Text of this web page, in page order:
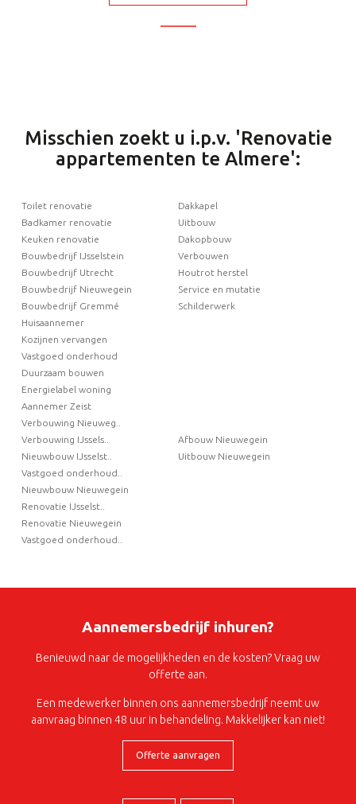
Misschien zoekt u i.p.v. 'Renovatie
appartementen te Almere':
Toilet renovatie
Badkamer renovatie
Keuken renovatie
Bouwbedrijf IJsselstein
Bouwbedrijf Utrecht
Bouwbedrijf Nieuwegein
Bouwbedrijf Gremmé
Dakkapel
Uitbouw
Dakopbouw
Verbouwen
Houtrot herstel
Service en mutatie
Schilderwerk
Huisaannemer
Kozijnen vervangen
Vastgoed onderhoud
Duurzaam bouwen
Energielabel woning
Aannemer Zeist
Verbouwing Nieuweg..
Verbouwing IJssels..
Nieuwbouw IJsselst..
Vastgoed onderhoud..
Nieuwbouw Nieuwegein
Renovatie IJsselst..
Renovatie Nieuwegein
Vastgoed onderhoud..
Afbouw Nieuwegein
Uitbouw Nieuwegein
Aannemersbedrijf inhuren?
Benieuwd naar de mogelijkheden en de kosten? Vraag uw
offerte aan.
Een medewerker binnen ons aannemersbedrijf neemt uw
aanvraag binnen 48 uur in behandeling. Makkelijker kan niet!
Offerte aanvragen